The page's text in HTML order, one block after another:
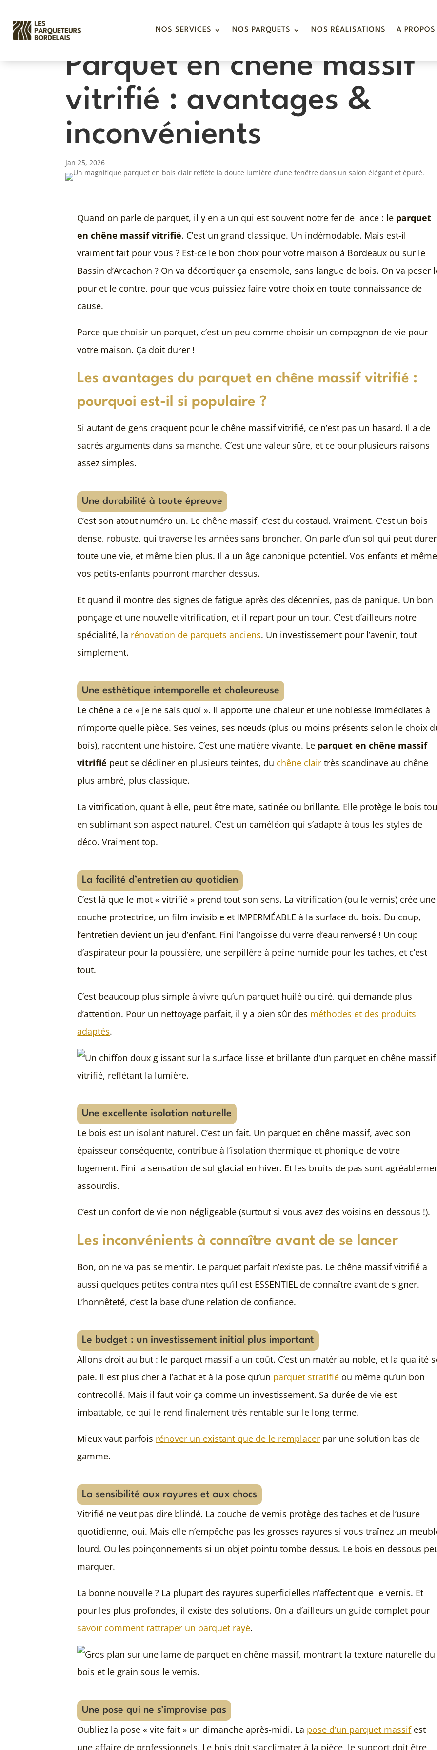
NOS SERVICES NOS PARQUETS NOS RÉALISATIONS A PROPOS
Parquet en chêne massif
vitrifié : avantages &
inconvénients
Jan 25, 2026
Quand on parle de parquet, il y en a un qui est souvent notre fer de lance : le parquet
en chêne massif vitrifié. C’est un grand classique. Un indémodable. Mais est-il
vraiment fait pour vous ? Est-ce le bon choix pour votre maison à Bordeaux ou sur le
Bassin d’Arcachon ? On va décortiquer ça ensemble, sans langue de bois. On va peser
pour et le contre, pour que vous puissiez faire votre choix en toute connaissance de
cause.
Parce que choisir un parquet, c’est un peu comme choisir un compagnon de vie pour
votre maison. Ça doit durer !
Les avantages du parquet en chêne massif vitrifié :
pourquoi est-il si populaire ?
Si autant de gens craquent pour le chêne massif vitrifié, ce n’est pas un hasard. Il a de
sacrés arguments dans sa manche. C’est une valeur sûre, et ce pour plusieurs raisons
assez simples.
Une durabilité à toute épreuve
C’est son atout numéro un. Le chêne massif, c’est du costaud. Vraiment. C’est un bois
dense, robuste, qui traverse les années sans broncher. On parle d’un sol qui peut durer
toute une vie, et même bien plus. Il a un âge canonique potentiel. Vos enfants et même
vos petits-enfants pourront marcher dessus.
Et quand il montre des signes de fatigue après des décennies, pas de panique. Un bon
ponçage et une nouvelle vitrification, et il repart pour un tour. C’est d’ailleurs notre
spécialité, la rénovation de parquets anciens. Un investissement pour l’avenir, tout
simplement.
Une esthétique intemporelle et chaleureuse
Le chêne a ce « je ne sais quoi ». Il apporte une chaleur et une noblesse immédiates à
n’importe quelle pièce. Ses veines, ses nœuds (plus ou moins présents selon le choix
bois), racontent une histoire. C’est une matière vivante. Le parquet en chêne massif
vitrifié peut se décliner en plusieurs teintes, du chêne clair très scandinave au chêne
plus ambré, plus classique.
La vitrification, quant à elle, peut être mate, satinée ou brillante. Elle protège le bois
en sublimant son aspect naturel. C’est un caméléon qui s’adapte à tous les styles de
déco. Vraiment top.
La facilité d’entretien au quotidien
C’est là que le mot « vitrifié » prend tout son sens. La vitrification (ou le vernis) crée une
couche protectrice, un film invisible et IMPERMÉABLE à la surface du bois. Du coup,
l’entretien devient un jeu d’enfant. Fini l’angoisse du verre d’eau renversé ! Un coup
d’aspirateur pour la poussière, une serpillère à peine humide pour les taches, et c’est
tout.
C’est beaucoup plus simple à vivre qu’un parquet huilé ou ciré, qui demande plus
d’attention. Pour un nettoyage parfait, il y a bien sûr des méthodes et des produits
adaptés.
Une excellente isolation naturelle
Le bois est un isolant naturel. C’est un fait. Un parquet en chêne massif, avec son
épaisseur conséquente, contribue à l’isolation thermique et phonique de votre
logement. Fini la sensation de sol glacial en hiver. Et les bruits de pas sont
assourdis.
C’est un confort de vie non négligeable (surtout si vous avez des voisins en dessous !).
Les inconvénients à connaître avant de se lancer
Bon, on ne va pas se mentir. Le parquet parfait n’existe pas. Le chêne massif vitrifié a
aussi quelques petites contraintes qu’il est ESSENTIEL de connaître avant de signer.
L’honnêteté, c’est la base d’une relation de confiance.
Le budget : un investissement initial plus important
Allons droit au but : le parquet massif a un coût. C’est un matériau noble, et la qualité
paie. Il est plus cher à l’achat et à la pose qu’un parquet stratifié ou même qu’un bon
contrecollé. Mais il faut voir ça comme un investissement. Sa durée de vie est
imbattable, ce qui le rend finalement très rentable sur le long terme.
Mieux vaut parfois rénover un existant que de le remplacer par une solution bas de
gamme.
La sensibilité aux rayures et aux chocs
Vitrifié ne veut pas dire blindé. La couche de vernis protège des taches et de l’usure
quotidienne, oui. Mais elle n’empêche pas les grosses rayures si vous traînez un
lourd. Ou les poinçonnements si un objet pointu tombe dessus. Le bois en dessous
marquer.
La bonne nouvelle ? La plupart des rayures superficielles n’affectent que le vernis. Et
pour les plus profondes, il existe des solutions. On a d’ailleurs un guide complet pour
savoir comment rattraper un parquet rayé.
Une pose qui ne s’improvise pas
Oubliez la pose « vite fait » un dimanche après-midi. La pose d’un parquet massifest
une affaire de professionnels. Le bois doit s’acclimater à la pièce, le support doit être